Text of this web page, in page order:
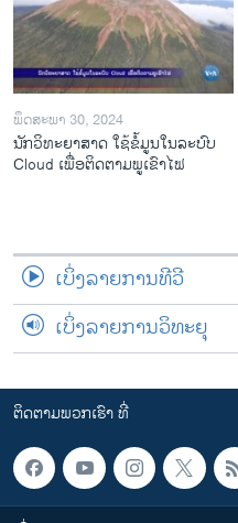
ພຶດສະພາ 30, 2024
ນັກວິທະຍາສາດ ໃຊ້ຂໍ້ມູນໃນລະບົບ
Cloud ເພື່ອຕິດຕາມພູເຂົາໄຟ
ເບິ່ງລາຍການທີວີ
ເບິ່ງລາຍການວິທະຍຸ
ຕິດຕາມພວກເຮົາ ທີ່